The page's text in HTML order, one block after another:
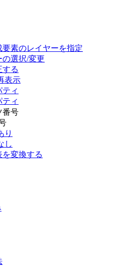
素のレイヤーを指定
選択/変更
する
表示
ィ
ィ
番号
り
し
を変換する